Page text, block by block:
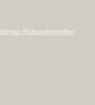
Rahseglertreffen